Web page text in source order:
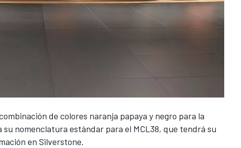
de colores naranja papaya y negro para la
su nomenclatura estándar para el MCL38, que tendrá su
en Silverstone.